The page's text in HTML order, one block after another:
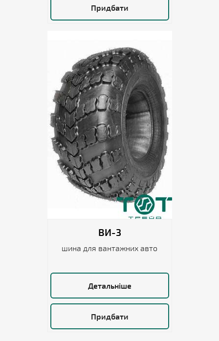
Придбати
ВИ-3
шина для вантажних авто
Детальніше
Придбати